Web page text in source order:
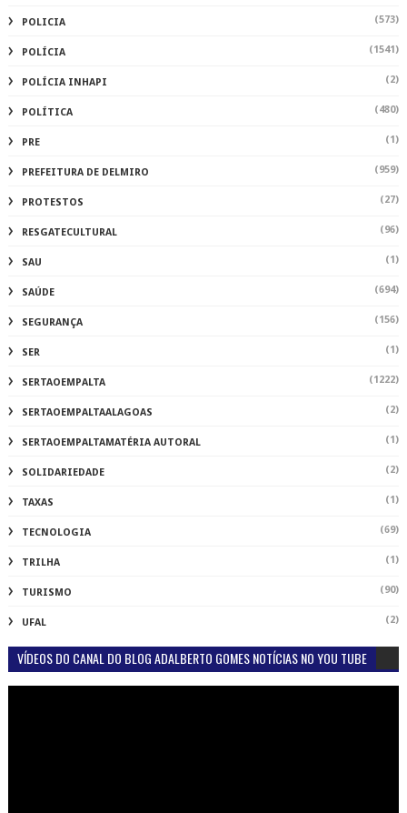
POLICIA (573)
POLÍCIA (1541)
POLÍCIA INHAPI (2)
POLÍTICA (480)
PRE (1)
PREFEITURA DE DELMIRO (959)
PROTESTOS (27)
RESGATECULTURAL (96)
SAU (1)
SAÚDE (694)
SEGURANÇA (156)
SER (1)
SERTAOEMPALTA (1222)
SERTAOEMPALTAALAGOAS (2)
SERTAOEMPALTAMATÉRIA AUTORAL (1)
SOLIDARIEDADE (2)
TAXAS (1)
TECNOLOGIA (69)
TRILHA (1)
TURISMO (90)
UFAL (2)
VÍDEOS DO CANAL DO BLOG ADALBERTO GOMES NOTÍCIAS NO YOU TUBE